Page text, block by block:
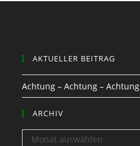
AKTUELLER BEITRAG
Achtung – Achtung – Achtung
ARCHIV
ARCHIV
Monat auswählen